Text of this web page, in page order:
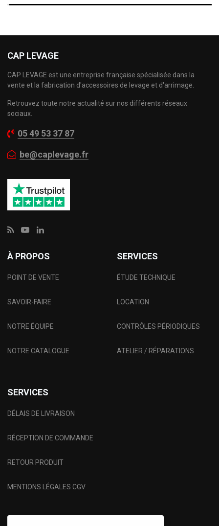
CAP LEVAGE
CAP LEVAGE est une entreprise française spécialisée dans la
vente et la fabrication d'accessoires de levage et d'arrimage.
Retrouvez toute notre actualité sur nos différents réseaux
sociaux.
05 49 53 37 87
be@caplevage.fr
À PROPOS
POINT DE VENTE
SAVOIR-FAIRE
NOTRE ÉQUIPE
NOTRE CATALOGUE
SERVICES
ÉTUDE TECHNIQUE
LOCATION
CONTRÔLES PÉRIODIQUES
ATELIER / RÉPARATIONS
SERVICES
DÉLAIS DE LIVRAISON
RÉCEPTION DE COMMANDE
RETOUR PRODUIT
MENTIONS LÉGALES CGV